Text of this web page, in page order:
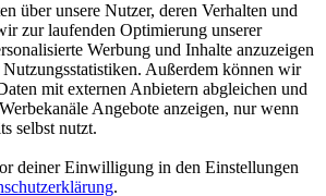
über unsere Nutzer, deren Verhalten und
zur laufenden Optimierung unserer
Werbung und Inhalte anzuzeigen
Außerdem können wir
mit externen Anbietern abgleichen und
Angebote anzeigen, nur wenn
selbst nutzt.
deiner Einwilligung in den Einstellungen
.